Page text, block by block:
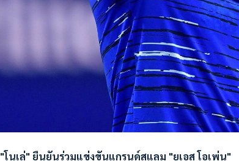
"โนเล่" ยืนยันร่วมแข่งขันแกรนด์สแลม "ยูเอส โอเพ่น"